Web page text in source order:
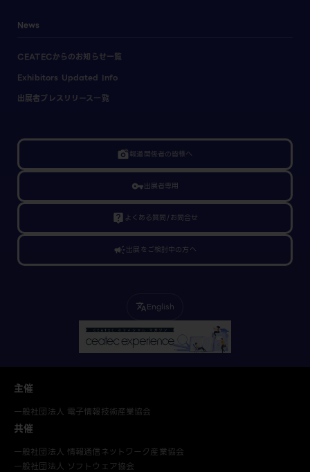
News
CEATECからのお知らせ一覧
Exhibitors Updated Info
出展者プレスリリース一覧
linked_camera報道関係者の皆様へ
vpn_key出展者専用
live_help よくある質問/お問合せ
campaign出展をご検討中の方へ
translateEnglish
主催
一般社団法人 電子情報技術産業協会
共催
一般社団法人 情報通信ネットワーク産業協会
一般社団法人 ソフトウェア協会